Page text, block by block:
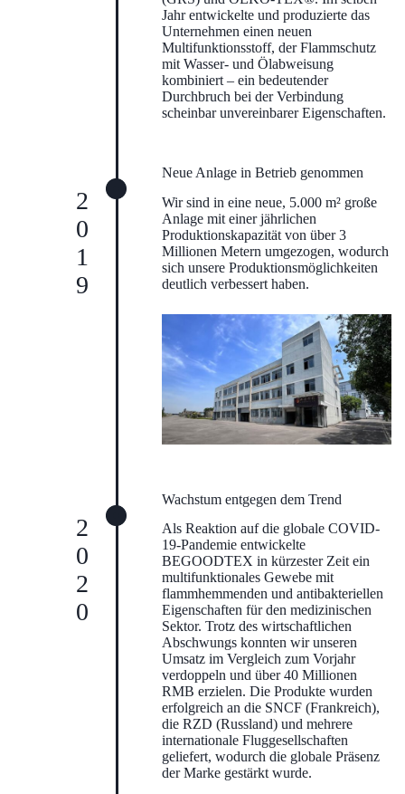
Jahr entwickelte und produzierte das
Unternehmen einen neuen
Multifunktionsstoff, der Flammschutz
mit Wasser- und Ölabweisung
kombiniert – ein bedeutender
Durchbruch bei der Verbindung
scheinbar unvereinbarer Eigenschaften.
2019
Neue Anlage in Betrieb genommen
Wir sind in eine neue, 5.000 m² große
Anlage mit einer jährlichen
Produktionskapazität von über 3
Millionen Metern umgezogen, wodurch
sich unsere Produktionsmöglichkeiten
deutlich verbessert haben.
2020
Wachstum entgegen dem Trend
Als Reaktion auf die globale COVID-
19-Pandemie entwickelte
BEGOODTEX in kürzester Zeit ein
multifunktionales Gewebe mit
flammhemmenden und antibakteriellen
Eigenschaften für den medizinischen
Sektor. Trotz des wirtschaftlichen
Abschwungs konnten wir unseren
Umsatz im Vergleich zum Vorjahr
verdoppeln und über 40 Millionen
RMB erzielen. Die Produkte wurden
erfolgreich an die SNCF (Frankreich),
die RZD (Russland) und mehrere
internationale Fluggesellschaften
geliefert, wodurch die globale Präsenz
der Marke gestärkt wurde.